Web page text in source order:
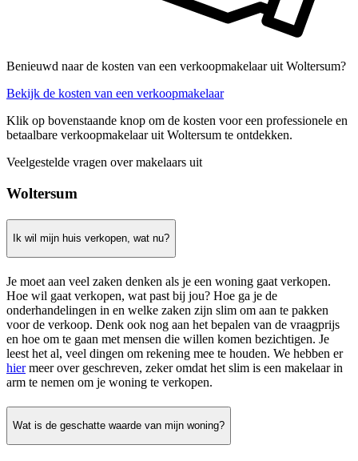
Benieuwd naar de kosten van een verkoopmakelaar uit Woltersum?
Bekijk de kosten van een verkoopmakelaar
Klik op bovenstaande knop om de kosten voor een professionele en
betaalbare verkoopmakelaar uit Woltersum te ontdekken.
Veelgestelde vragen over makelaars uit
Woltersum
Ik wil mijn huis verkopen, wat nu?
Je moet aan veel zaken denken als je een woning gaat verkopen.
Hoe wil gaat verkopen, wat past bij jou? Hoe ga je de
onderhandelingen in en welke zaken zijn slim om aan te pakken
voor de verkoop. Denk ook nog aan het bepalen van de vraagprijs
en hoe om te gaan met mensen die willen komen bezichtigen. Je
leest het al, veel dingen om rekening mee te houden. We hebben er
hiermeer over geschreven, zeker omdat het slim is een makelaar in
arm te nemen om je woning te verkopen.
Wat is de geschatte waarde van mijn woning?